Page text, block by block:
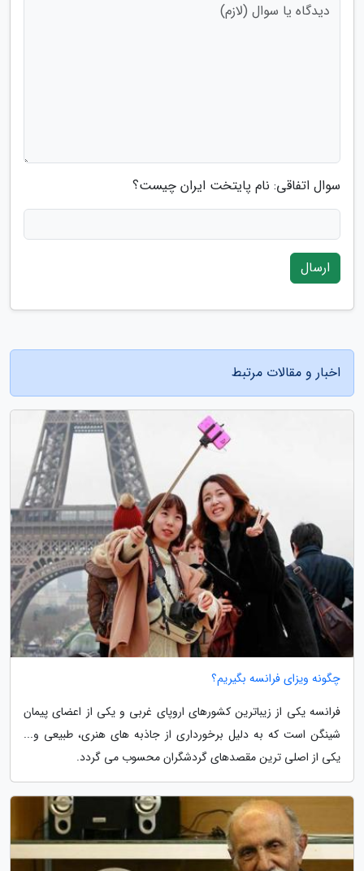
سوال اتفاقی: نام پایتخت ایران چیست؟
ارسال
اخبار و مقالات مرتبط
چگونه ویزای فرانسه بگیریم؟
فرانسه یکی از زیباترین کشورهای اروپای غربی و یکی از اعضای پیمان
شینگن است که به دلیل برخورداری از جاذبه های هنری، طبیعی و...
یکی از اصلی ترین مقصدهای گردشگران محسوب می گردد.